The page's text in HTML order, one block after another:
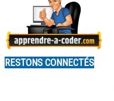
RESTONS CONNECTÉS